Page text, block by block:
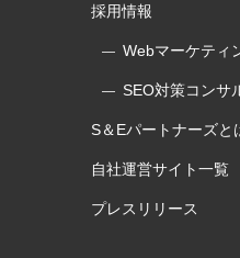
採用情報
Webマーケティ
SEO対策コンサ
S＆Eパートナーズと
自社運営サイト一覧
プレスリリース